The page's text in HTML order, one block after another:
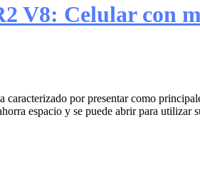
V8: Celular con
caracterizado por presentar como
espacio y se puede abrir para utilizar